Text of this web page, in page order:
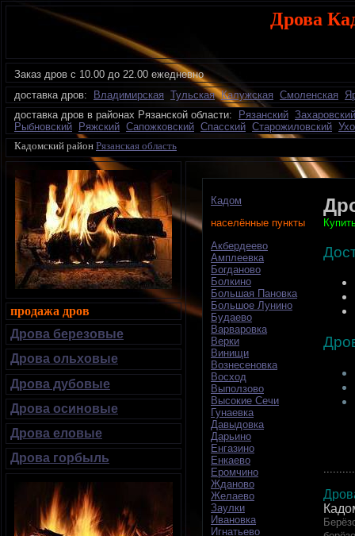
Дрова
Заказ дров с 10.00 до 22.00 ежедневно
доставка дров:
Владимирская Тульская Калужская Смоленская
доставка дров в районах Рязанской области:
Рязанский Захаровский
Рыбновский
Ряжский Сапожковский Спасский Старожиловский
Кадомский район Рязанская область
Кадом
населённые пункты
Акбердеево
Амплеевка
Богданово
Болкино
Большая Пановка
Большое Лунино
Будаево
Варваровка
Верки
Винищи
Вознесеновка
Восход
Выползово
Высокие Сечи
Гунаевка
Давыдовка
Дарьино
Енгазино
Енкаево
Еромчино
Жданово
Желаево
Заулки
Ивановка
Игнатьево
продажа дров
Дрова березовые
Дрова ольховые
Дрова дубовые
Дрова осиновые
Дрова еловые
Дрова горбыль